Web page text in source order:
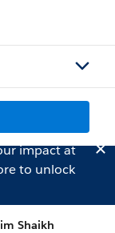
impact at
to unlock
Shaikh